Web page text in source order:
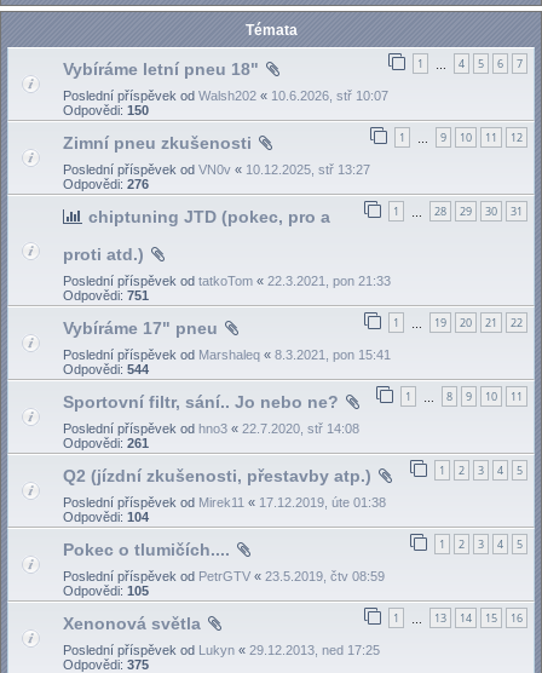
Témata
1 4 5 6 7
Vybíráme letní pneu 18"
Poslední příspěvek od Walsh202 « 10.6.2026, stř 10:07
Odpovědi: 150
1 9 10 11 12
Zimní pneu zkušenosti
Poslední příspěvek od VN0v « 10.12.2025, stř 13:27
Odpovědi: 276
1 28 29 30 31
chiptuning JTD (pokec, pro a
proti atd.)
Poslední příspěvek od tatkoTom « 22.3.2021, pon 21:33
Odpovědi: 751
1 19 20 21 22
Vybíráme 17" pneu
Poslední příspěvek od Marshaleq « 8.3.2021, pon 15:41
Odpovědi: 544
1 8 9 10 11
Sportovní filtr, sání.. Jo nebo ne?
Poslední příspěvek od hno3 « 22.7.2020, stř 14:08
Odpovědi: 261
1 2 3 4 5
Q2 (jízdní zkušenosti, přestavby atp.)
Poslední příspěvek od Mirek11 « 17.12.2019, úte 01:38
Odpovědi: 104
1 2 3 4 5
Pokec o tlumičích....
Poslední příspěvek od PetrGTV « 23.5.2019, čtv 08:59
Odpovědi: 105
1 13 14 15 16
Xenonová světla
Poslední příspěvek od Lukyn « 29.12.2013, ned 17:25
Odpovědi: 375